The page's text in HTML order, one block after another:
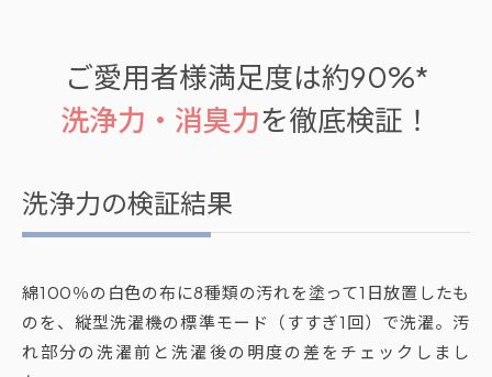
ご愛用者様満足度は約90%*
洗浄力・消臭力を徹底検証！
洗浄力の検証結果
綿100％の白色の布に8種類の汚れを塗って1日放置したも
のを、縦型洗濯機の標準モード（すすぎ1回）で洗濯。汚
れ部分の洗濯前と洗濯後の明度の差をチェックしまし